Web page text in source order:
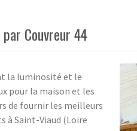
Couvreur 44
la luminosité et le
pour la maison et les
de fournir les meilleurs
à Saint-Viaud (Loire